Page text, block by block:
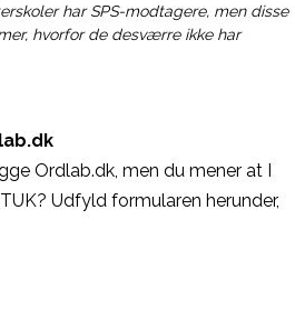
har SPS-modtagere, men disse
hvorfor de desværre ikke har
Ordlab.dk, men du mener at I
Udfyld formularen herunder,